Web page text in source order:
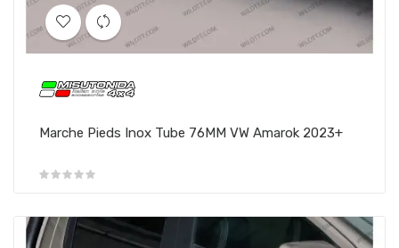
Marche Pieds Inox Tube 76MM VW Amarok 2023+